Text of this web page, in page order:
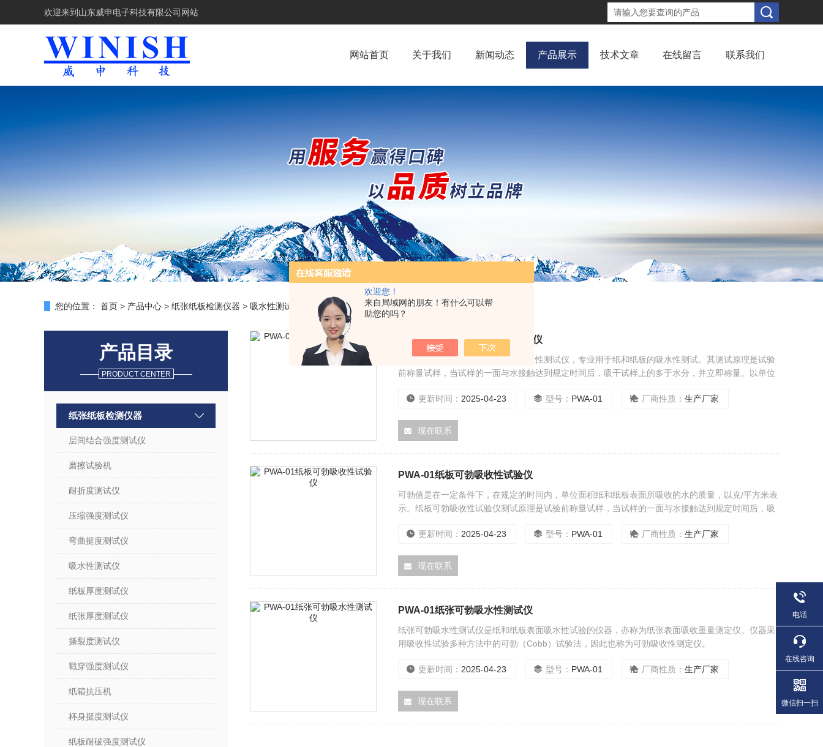
欢迎您！
来自局域网的朋友！有什么可以帮
助您的吗？
欢迎来到 山东威申电子科技有限公司网站
网站首页 关于我们 新闻动态 产品展示 技术文章 在线留言 联系我们
您的位置： 首页 > 产品中心 > 纸张纸板检测仪器 > 吸水性测试仪
产品目录
PRODUCT CENTER
纸张纸板检测仪器
层间结合强度测试仪
磨擦试验机
耐折度测试仪
压缩强度测试仪
弯曲挺度测试仪
吸水性测试仪
纸板厚度测试仪
纸张厚度测试仪
撕裂度测试仪
戳穿强度测试仪
纸箱抗压机
杯身挺度测试仪
纸板耐破强度测试仪
PWA-01可勃法纸张吸收性试验仪
可勃法纸张吸收性试验仪，又称吸水性测试仪，专业用于纸和纸板的吸水性测试。其测试原理是试验
前称量试样，当试样的一面与水接触达到规定时间后，吸干试样上的多于水分，并立即称量。以单位
更新时间： 2025-04-23 型号： PWA-01 厂商性质： 生产厂家
现在联系
PWA-01纸板可勃吸收性试验仪
可勃值是在一定条件下，在规定的时间内，单位面积纸和纸板表面所吸收的水的质量，以克/平方米表
示。纸板可勃吸收性试验仪测试原理是试验前称量试样，当试样的一面与水接触达到规定时间后，吸
更新时间： 2025-04-23 型号： PWA-01 厂商性质： 生产厂家
现在联系
PWA-01纸张可勃吸水性测试仪
纸张可勃吸水性测试仪是纸和纸板表面吸水性试验的仪器，亦称为纸张表面吸收重量测定仪。仪器采
用吸收性试验多种方法中的可勃（Cobb）试验法，因此也称为可勃吸收性测定仪。
更新时间： 2025-04-23 型号： PWA-01 厂商性质： 生产厂家
现在联系
电话
在线咨询
微信扫一扫